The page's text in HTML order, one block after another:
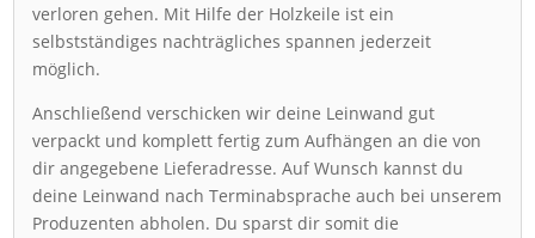
verloren gehen. Mit Hilfe der Holzkeile ist ein
selbstständiges nachträgliches spannen jederzeit
möglich.
Anschließend verschicken wir deine Leinwand gut
verpackt und komplett fertig zum Aufhängen an die von
dir angegebene Lieferadresse. Auf Wunsch kannst du
deine Leinwand nach Terminabsprache auch bei unserem
Produzenten abholen. Du sparst dir somit die